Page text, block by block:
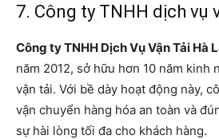
7. Công ty TNHH dịch vụ
Công ty TNHH Dịch Vụ Vận Tải Hà
năm 2012, sở hữu hơn 10 năm
vận tải. Với bề dày hoạt động này,
vận chuyển hàng hóa an toàn và
sự hài lòng tối đa cho khách hàng.